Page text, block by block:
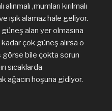
,mumları kırılmalı
ışık alamaz hale geliyor.
güneş alan yer olmasına
çok güneş alırsa o
görse bile çokta sorun
sıcaklarda
ağacın hoşuna gidiyor.